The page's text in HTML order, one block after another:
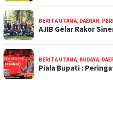
BERITA UTAMA, DAERAH,
AJIB Gelar Rakor
BERITA UTAMA, BUDAYA,
Piala Bupati :